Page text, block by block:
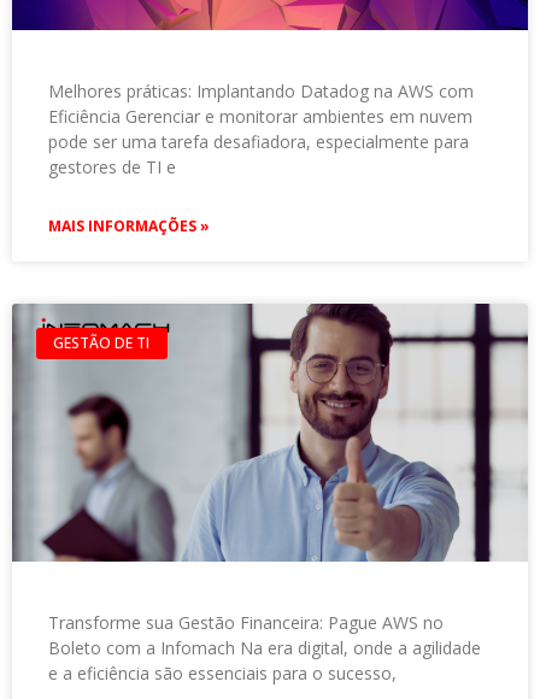
Melhores práticas: Implantando Datadog na AWS com
Eficiência Gerenciar e monitorar ambientes em nuvem
pode ser uma tarefa desafiadora, especialmente para
gestores de TI e
MAIS INFORMAÇÕES »
GESTÃO DE TI
Transforme sua Gestão Financeira: Pague AWS no
Boleto com a Infomach Na era digital, onde a agilidade
e a eficiência são essenciais para o sucesso,